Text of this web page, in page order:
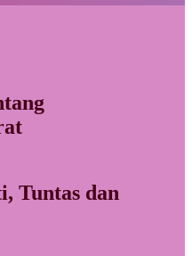
Tuntas dan